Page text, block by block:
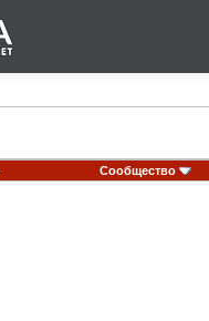
Сообщество